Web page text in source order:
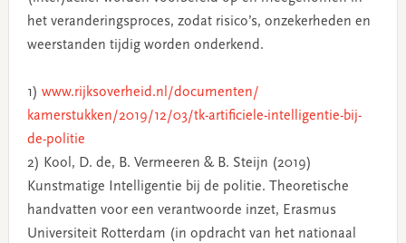
het veranderingsproces, zodat risico’s, onzekerheden en
weerstanden tijdig worden onderkend.
1) www.rijksoverheid.nl/documenten/
kamerstukken/2019/12/03/tk-artificiele-intelligentie-bij-
de-politie
2) Kool, D. de, B. Vermeeren & B. Steijn (2019)
Kunstmatige Intelligentie bij de politie. Theoretische
handvatten voor een verantwoorde inzet, Erasmus
Universiteit Rotterdam (in opdracht van het nationaal